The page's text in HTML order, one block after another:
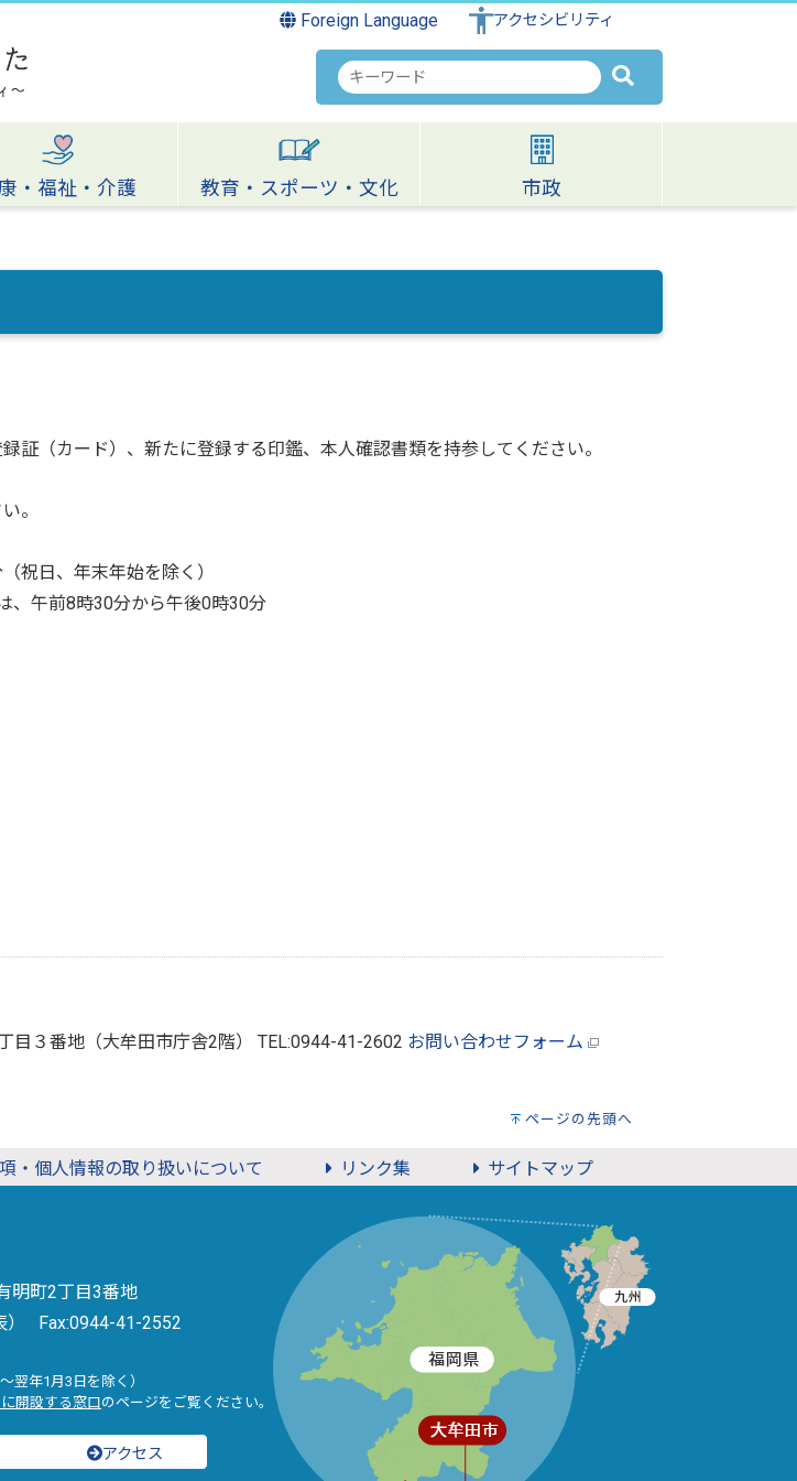
Foreign Language アクセシビリティ
検
索
キ
ワ
ー
・福祉・介護 教育・スポーツ・文化 市政
証（カード）、新たに登録する印鑑、本人確認書類を持参してください。
。
祝日、年末年始を除く）
前8時30分から午後0時30分
目３番地（大牟田市庁舎2階） TEL:0944-41-2602 お問い合わせフォーム
ページの先頭へ
・個人情報の取り扱いについて リンク集 サイトマップ
明町2丁目3番地
Fax:0944-41-2552
翌年1月3日を除く）
開設する窓口のページをご覧ください。
アクセス